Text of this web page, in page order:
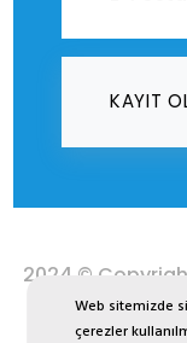
Web sitemizde
çerezler
KAYIT
2024 ©